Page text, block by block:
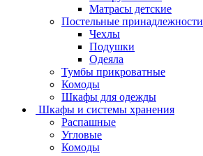
Матрасы детские
Постельные принадлежности
Чехлы
Подушки
Одеяла
Тумбы прикроватные
Комоды
Шкафы для одежды
Шкафы и системы хранения
Распашные
Угловые
Комоды